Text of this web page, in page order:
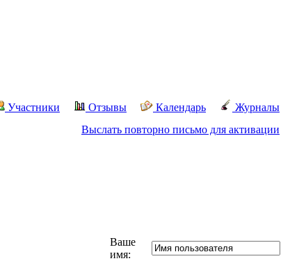
Участники Отзывы Календарь
Журналы
Выслать повторно письмо для активации
Ваше
имя: